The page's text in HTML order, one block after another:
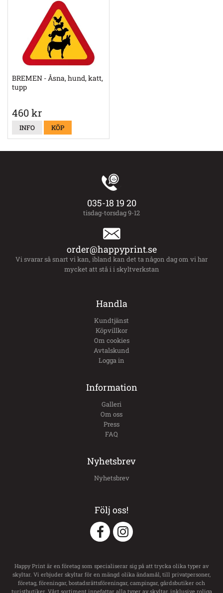
BREMEN - Åsna, hund, katt,
tupp
460 kr
INFO KÖP
035-18 19 20
tisdag-torsdag 9-12
order@happyprint.se
Vi svarar så snart vi kan, ibland kan det ta någon dag om vi har
mycket att stå i i skyltverkstan
Handla
Kundtjänst
Köpvillkor
Om cookies
Avtalskund
Logga in
Information
Galleri
Om oss
Press
FAQ
Nyhetsbrev
Nyhetsbrev
Följ oss!
Happy Print är en företag som specialiserar sig på att trycka olika typer av
skyltar. Vi erbjuder skyltar för en mängd olika ändamål, till privatpersoner,
företag, föreningar, bostadsrättsföreningar, campingar, gårdsbutiker och
turistbutiker. Vårt sortiment innefattar alla typer av skyltar, inklusive roliga